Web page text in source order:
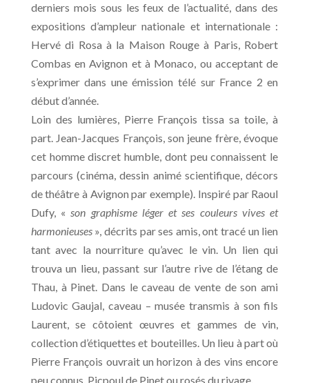
derniers mois sous les feux de l’actualité, dans des
expositions d’ampleur nationale et internationale :
Hervé di Rosa à la Maison Rouge à Paris, Robert
Combas en Avignon et à Monaco, ou acceptant de
s’exprimer dans une émission télé sur France 2 en
début d’année.
Loin des lumières, Pierre François tissa sa toile, à
part. Jean-Jacques François, son jeune frère, évoque
cet homme discret humble, dont peu connaissent le
parcours (cinéma, dessin animé scientifique, décors
de théâtre à Avignon par exemple). Inspiré par Raoul
Dufy, «son graphisme léger et ses couleurs vives et
harmonieuses», décrits par ses amis, ont tracé un lien
tant avec la nourriture qu’avec le vin. Un lien qui
trouva un lieu, passant sur l’autre rive de l’étang de
Thau, à Pinet. Dans le caveau de vente de son ami
Ludovic Gaujal, caveau – musée transmis à son fils
Laurent, se côtoient œuvres et gammes de vin,
collection d’étiquettes et bouteilles. Un lieu à part où
Pierre François ouvrait un horizon à des vins encore
peu connus, Picpoul de Pinet ou rosés du rivage.